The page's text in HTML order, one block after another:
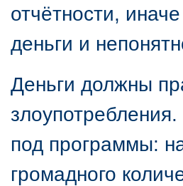
отчётности,
деньги и
Деньги должны
под программы:
громадного